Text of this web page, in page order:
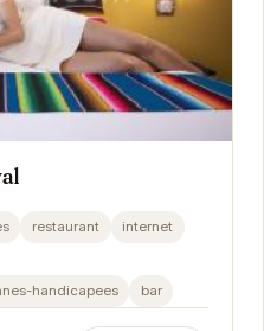
restaurant
internet
handicapees
bar